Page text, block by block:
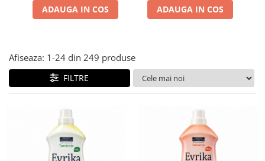
ADAUGA IN COS ADAUGA IN COS
Afiseaza: 1-24 din 249 produse
FILTRE